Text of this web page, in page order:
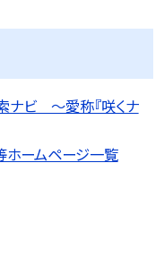
ビ 〜愛称『咲くナ
ホームページ一覧